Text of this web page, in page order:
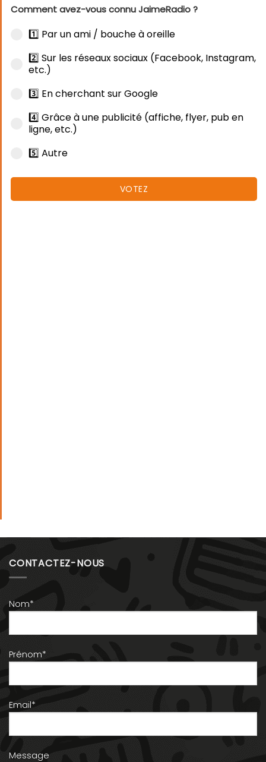
Comment avez-vous connu JaimeRadio ?
1️⃣ Par un ami / bouche à oreille
2️⃣ Sur les réseaux sociaux (Facebook, Instagram,
etc.)
3️⃣ En cherchant sur Google
4️⃣ Grâce à une publicité (affiche, flyer, pub en
ligne, etc.)
5️⃣ Autre
VOTEZ
CONTACTEZ-NOUS
Nom*
Prénom*
Email*
Message